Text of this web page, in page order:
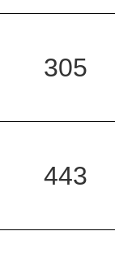
305
443